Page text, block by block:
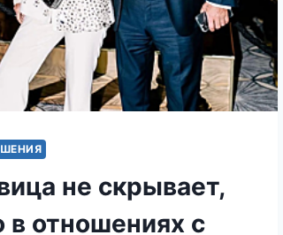
С
РОДНЫМ
не скрывает,
в отношениях с